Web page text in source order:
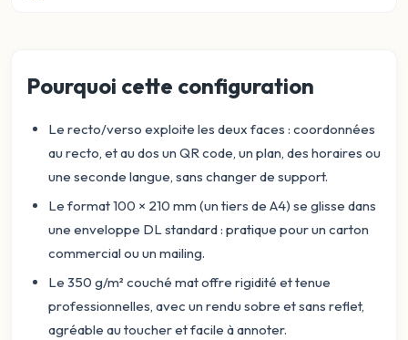
Pourquoi cette configuration
Le recto/verso exploite les deux faces : coordonnées
au recto, et au dos un QR code, un plan, des horaires ou
une seconde langue, sans changer de support.
Le format 100 × 210 mm (un tiers de A4) se glisse dans
une enveloppe DL standard : pratique pour un carton
commercial ou un mailing.
Le 350 g/m² couché mat offre rigidité et tenue
professionnelles, avec un rendu sobre et sans reflet,
agréable au toucher et facile à annoter.